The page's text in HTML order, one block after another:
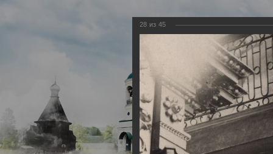
28 из 45